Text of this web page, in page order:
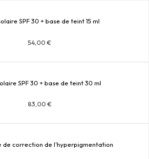
SPF 30 + base de teint 15 ml
54,00 €
SPF 30 + base de teint 30 ml
83,00 €
de correction de l’hyperpigmentation